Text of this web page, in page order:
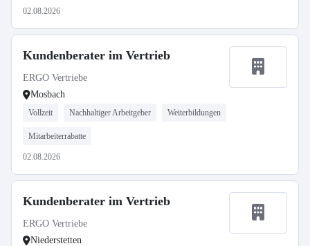
02.08.2026
Kundenberater im Vertrieb
ERGO Vertriebe
Mosbach
Vollzeit Nachhaltiger Arbeitgeber Weiterbildungen
Mitarbeiterrabatte
02.08.2026
Kundenberater im Vertrieb
ERGO Vertriebe
Niederstetten